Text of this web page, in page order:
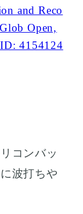
and Reco
Open,
4154124
コンバッ
波打ちや